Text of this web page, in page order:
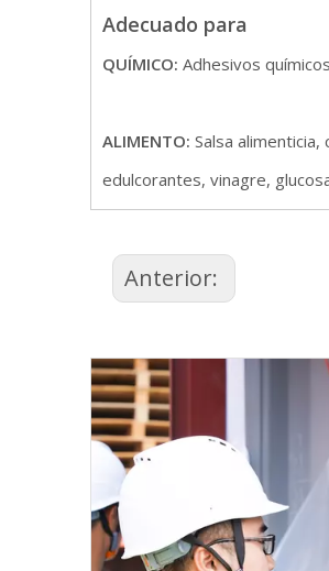
Adecuado para
QUÍMICO: Adhesivos
ALIMENTO: Salsa
edulcorantes, vinagre,
Anterior: